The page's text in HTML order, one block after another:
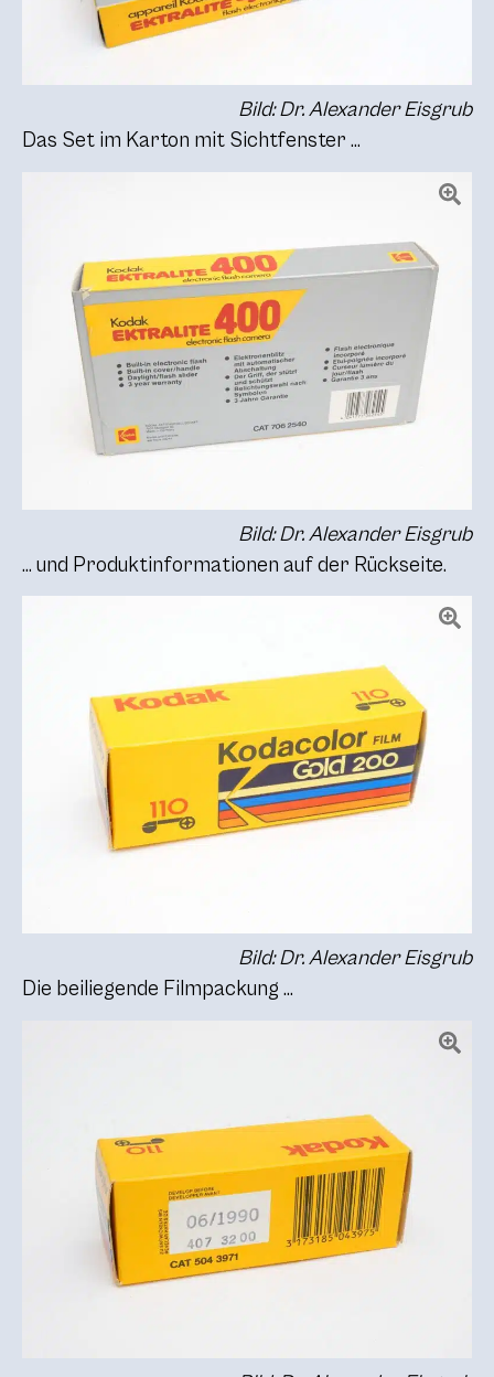
Bild: Dr. Alexander Eisgrub
Das Set im Karton mit Sichtfenster …
Bild: Dr. Alexander Eisgrub
… und Produktinformationen auf der Rückseite.
Bild: Dr. Alexander Eisgrub
Die beiliegende Filmpackung …